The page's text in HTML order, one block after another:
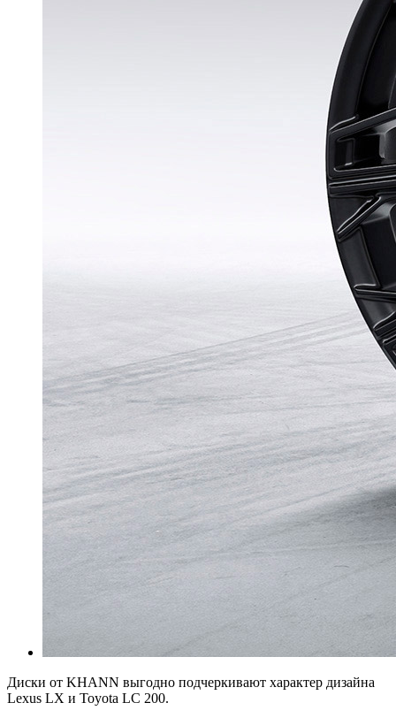
Диски от KHANN выгодно подчеркивают характер дизайна
Lexus LX и Toyota LC 200.